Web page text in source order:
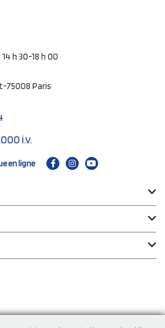
h 30-18 h 00
75008 Paris
i.v.
en ligne